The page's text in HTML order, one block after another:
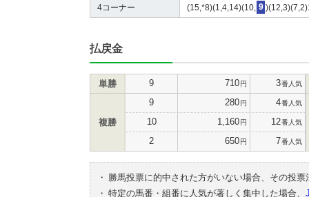
4コーナー (15,*8)(1,4,14)(10, 9
払戻金
単勝 9 710円 3番人気
複勝
9 280円 4番人気
10 1,160円 12番人気
2 650円 7番人気
・
勝馬投票に的中された方がいない場合、その投
・ 特定の馬番・組番に人気が著しく集中した場合、